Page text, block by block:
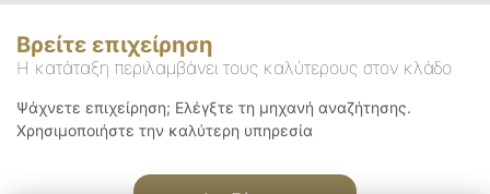
Βρείτε επιχείρηση
Η κατάταξη περιλαμβάνει τους καλύτερους στον κλάδο
Ψάχνετε επιχείρηση; Ελέγξτε τη μηχανή αναζήτησης.
Χρησιμοποιήστε την καλύτερη υπηρεσία